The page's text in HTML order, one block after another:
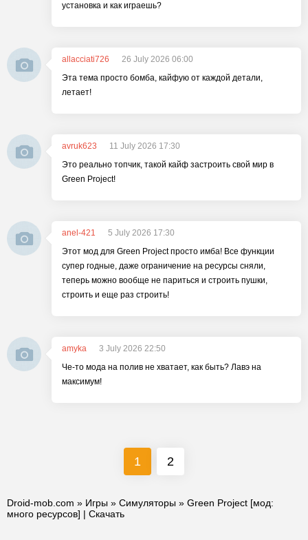
установка и как играешь?
allacciati726
26 July 2026 06:00
Эта тема просто бомба, кайфую от каждой детали,
летает!
avruk623
11 July 2026 17:30
Это реально топчик, такой кайф застроить свой мир в
Green Project!
anel-421
5 July 2026 17:30
Этот мод для Green Project просто имба! Все функции
супер годные, даже ограничение на ресурсы сняли,
теперь можно вообще не париться и строить пушки,
строить и еще раз строить!
amyka
3 July 2026 22:50
Че-то мода на полив не хватает, как быть? Лавэ на
максимум!
1 2
Droid-mob.com » Игры » Симуляторы » Green Project [мод:
много ресурсов] | Скачать